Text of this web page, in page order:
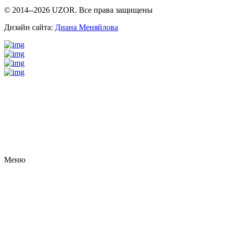
© 2014--2026 UZOR. Все права защищены
Дизайн сайта: Диана Меняйлова
Meню